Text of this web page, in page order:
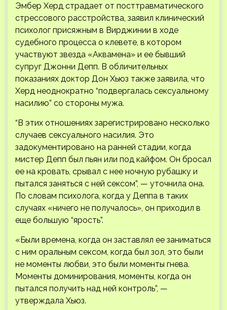
Эмбер Херд страдает от посттравматического
стрессового расстройства, заявил клинический
психолог присяжным в Вирджинии в ходе
судебного процесса о клевете, в котором
участвуют звезда «Аквамена» и ее бывший
супруг Джонни Депп. В обличительных
показаниях доктор Дон Хьюз также заявила, что
Херд неоднократно “подвергалась сексуальному
насилию” со стороны мужа.
“В этих отношениях зарегистрировано несколько
случаев сексуального насилия. Это
задокументировано на ранней стадии, когда
мистер Депп был пьян или под кайфом. Он бросал
ее на кровать, срывал с нее ночную рубашку и
пытался заняться с ней сексом”, — уточнила она.
По словам психолога, когда у Деппа в таких
случаях «ничего не получалось», он приходил в
еще большую “ярость”.
«Были времена, когда он заставлял ее заниматься
с ним оральным сексом, когда был зол, это были
не моменты любви, это были моменты гнева.
Моменты доминирования, моменты, когда он
пытался получить над ней контроль”, —
утверждала Хьюз.